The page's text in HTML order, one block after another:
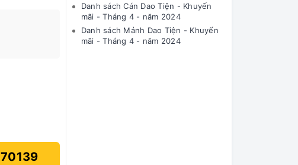
Danh sách Cán Dao Tiện - Khuyến
mãi - Tháng 4 - năm 2024
Danh sách Mảnh Dao Tiện - Khuyến
mãi - Tháng 4 - năm 2024